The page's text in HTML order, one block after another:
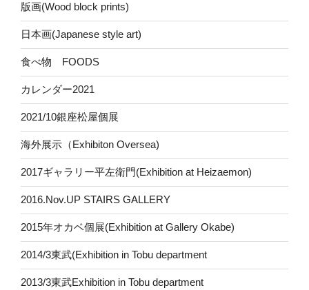
版画(Wood block prints)
日本画(Japanese style art)
食べ物 FOODS
カレンダー2021
2021/10銀座松屋個展
海外展示（Exhibiton Oversea)
2017ギャラリー平左衛門(Exhibition at Heizaemon)
2016.Nov.UP STAIRS GALLERY
2015年オカベ個展(Exhibition at Gallery Okabe)
2014/3東武(Exhibition in Tobu department
2013/3東武Exhibition in Tobu department